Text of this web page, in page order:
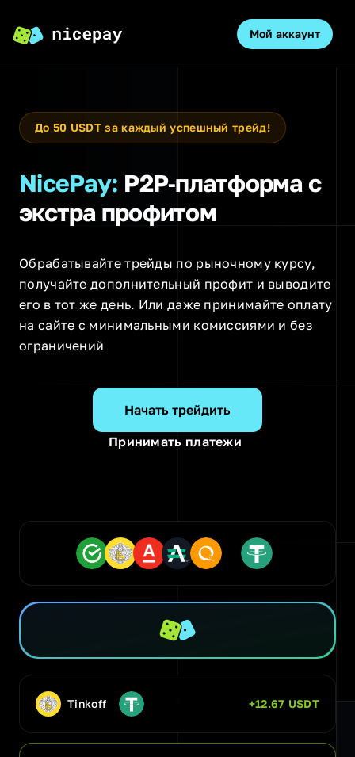
Мой аккаунт
До 50 USDT за каждый успешный трейд!
NicePay: P2P‑платформа с
экстра профитом
Обрабатывайте трейды по рыночному курсу,
получайте дополнительный профит и выводите
его в тот же день. Или даже принимайте оплату
на сайте с минимальными комиссиями и без
ограничений
Начать трейдить
Принимать платежи
Tinkoff +12.67 USDT